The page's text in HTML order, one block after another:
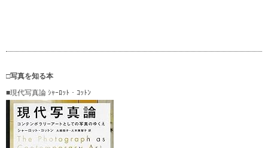
□写真を知る本
■現代写真論 ｼｬｰﾛｯﾄ・ｺｯﾄﾝ